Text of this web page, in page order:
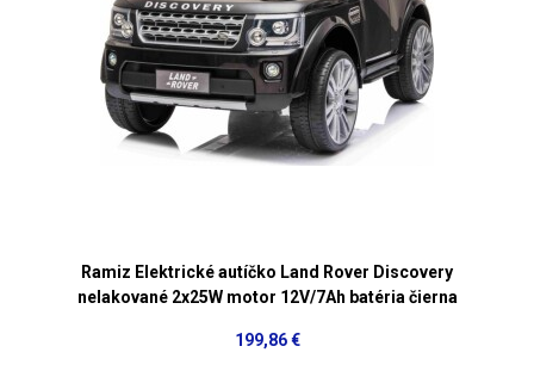
Ramiz Elektrické autíčko Land Rover Discovery
nelakované 2x25W motor 12V/7Ah batéria čierna
199,86 €